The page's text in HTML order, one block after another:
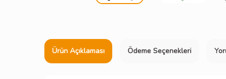
Ürün Açıklaması Ödeme Seçenekleri